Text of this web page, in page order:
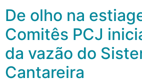
De olho na
Comitês PCJ
da vazão do
Cantareira